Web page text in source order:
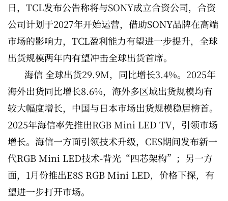
日，TCL发布公告称将与SONY成立合资公司，合资
公司计划于2027年开始运营，借助SONY品牌在高端
市场的影响力，TCL盈利能力有望进一步提升，全球
出货规模两年内有望冲击全球出货首席。
海信 全球出货29.9M，同比增长3.4%。2025年
海外出货同比增长8.6%，海外多区域出货规模均有
较大幅度增长，中国与日本市场出货规模稳居榜首。
2025年海信率先推出RGB Mini LED TV，引领市场
增长。海信一方面引领技术升级，CES期间发布新一
代RGB Mini LED技术-背光“四芯架构”；另一方
面，1月份推出E8S RGB Mini LED，价格下探，有
望进一步打开市场。